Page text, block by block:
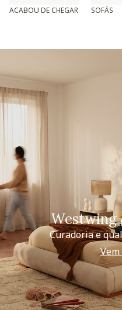
ACABOU DE CHEGAR SOFÁS
Westwing
Curadoria e